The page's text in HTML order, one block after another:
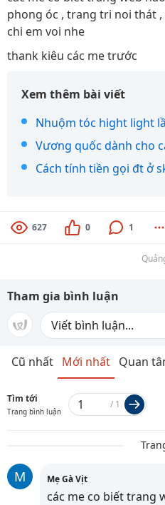
phong óc , trang tri noi thát
chi em voi nhe
thank kiêu các me trước
Xem thêm bài viết
Nhuộm tóc hight light
Vương quốc dành cho
Cách tính tiền gọi đt ở
627 0 1
Tham gia bình luận
Cũ nhất Mới nhất Quan
Tìm tới
Trang bình luận
/ 1
M Mẹ Gà Vịt
các me co biết trang